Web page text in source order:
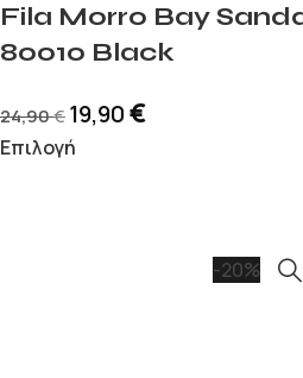
Fila Morro Bay
80010 Black
24,90€ 19,90€
Επιλογή
-20%